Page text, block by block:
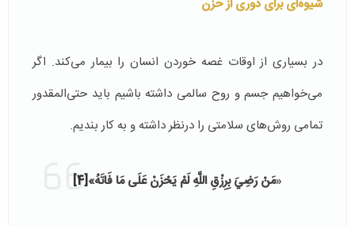
شیوه‌ای برای دوری از حزن
در بسیاری از اوقات غصه خوردن انسان را بیمار می‌کند. اگر
می‌خواهیم جسم و روح سالمی داشته باشیم باید حتی‌المقدور
تمامی روش‌های سلامتی را درنظر داشته و به کار بندیم.
«مَنْ رَضِيَ بِرِزْقِ اللَّهِ لَمْ يَحْزَنْ عَلَى مَا فَاتَهُ»
[4]